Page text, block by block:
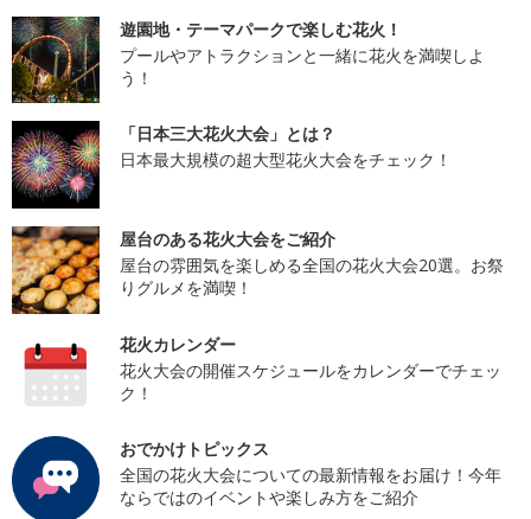
遊園地・テーマパークで楽しむ花火！
プールやアトラクションと一緒に花火を満喫しよ
う！
「日本三大花火大会」とは？
日本最大規模の超大型花火大会をチェック！
屋台のある花火大会をご紹介
屋台の雰囲気を楽しめる全国の花火大会20選。お祭
りグルメを満喫！
花火カレンダー
花火大会の開催スケジュールをカレンダーでチェッ
ク！
おでかけトピックス
全国の花火大会についての最新情報をお届け！今年
ならではのイベントや楽しみ方をご紹介